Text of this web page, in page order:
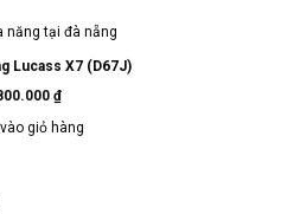
Lucass X7 (D67J)
₫
giỏ hàng